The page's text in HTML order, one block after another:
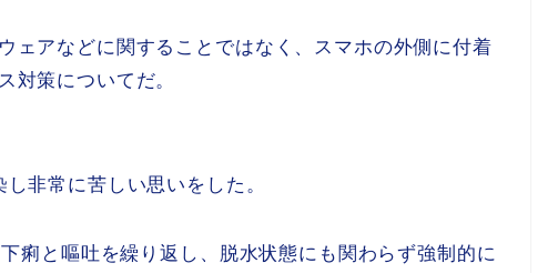
ェアなどに関することではなく、スマホの外側に付着
対策についてだ。
非常に苦しい思いをした。
痢と嘔吐を繰り返し、脱水状態にも関わらず強制的に